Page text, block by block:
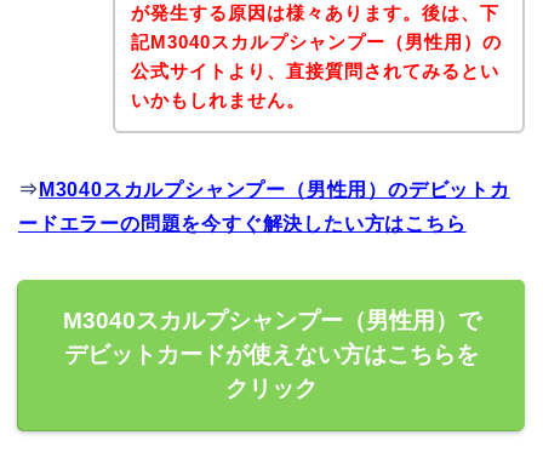
が発生する原因は様々あります。後は、下
記M3040スカルプシャンプー（男性用）の
公式サイトより、直接質問されてみるとい
いかもしれません。
⇒ M3040スカルプシャンプー（男性用）のデビットカ
ードエラーの問題を今すぐ解決したい方はこちら
M3040スカルプシャンプー（男性用）で
デビットカードが使えない方はこちらを
クリック